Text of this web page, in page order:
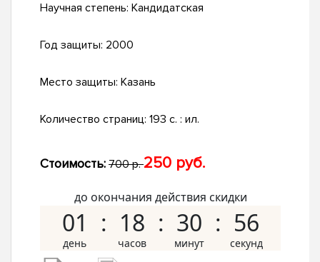
Научная степень: Кандидатская
Год защиты: 2000
Место защиты: Казань
Количество страниц: 193 с. : ил.
Стоимость: 700 р.250 руб.
до окончания действия скидки
01 18 30 55